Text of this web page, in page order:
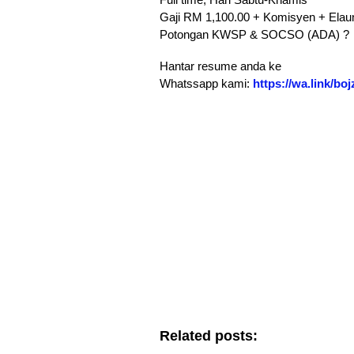
Gaji RM 1,100.00 + Komisyen +
Potongan KWSP & SOCSO (ADA) ?
Hantar resume anda ke
Whatssapp kami: https://wa.link/
Related posts: